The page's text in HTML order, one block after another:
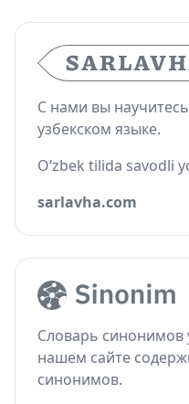
С нами вы
узбекском языке.
O‘zbek tilida savodli
sarlavha.com
Словарь синонимов
нашем сайте
синонимов.